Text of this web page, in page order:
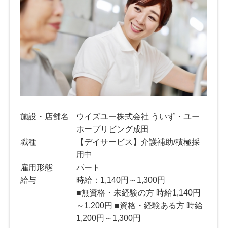
施設・店舗名
ウイズユー株式会社 ういず・ユー
ホープリビング成田
職種
【デイサービス】介護補助/積極採
用中
雇用形態
パート
給与
時給：1,140円～1,300円
■無資格・未経験の方 時給1,140円
～1,200円 ■資格・経験ある方 時給
1,200円～1,300円